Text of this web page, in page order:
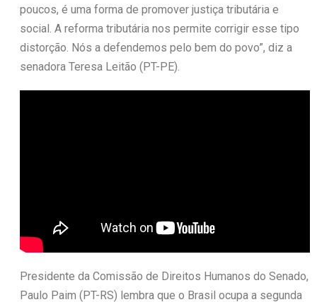
poucos, é uma forma de promover justiça tributária e
social. A reforma tributária nos permite corrigir esse tipo
distorção. Nós a defendemos pelo bem do povo”, diz a
senadora Teresa Leitão (PT-PE).
Presidente da Comissão de Direitos Humanos do Senado,
Paulo Paim (PT-RS) lembra que o Brasil ocupa a segunda